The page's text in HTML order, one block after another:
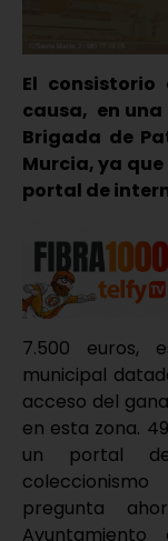
El
causa, en
Brigada de
Murcia, ya
portal de
7.500 euros,
municipal
acceso del
en esta zona.
un portal
pregunta